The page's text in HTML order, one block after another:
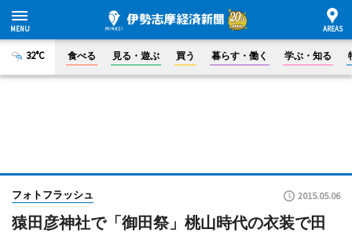
32°C 食べる 見る・遊ぶ 買う 暮らす・働く 学ぶ・知る
フォトフラッシュ 2015.05.06
猿田彦神社で「御田祭」桃山時代の衣装で田